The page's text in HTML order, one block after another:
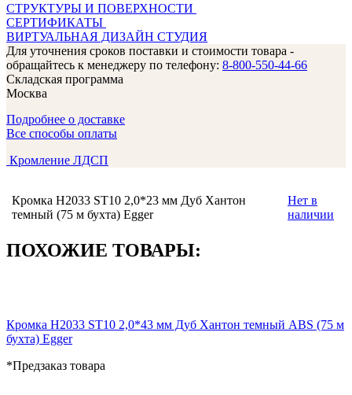
СТРУКТУРЫ И ПОВЕРХНОСТИ
СЕРТИФИКАТЫ
ВИРТУАЛЬНАЯ ДИЗАЙН СТУДИЯ
Для уточнения сроков поставки и стоимости товара -
обращайтесь к менеджеру по телефону: 8-800-550-44-66
Складская программа
Москва
Подробнее о доставке
Все способы оплаты
Кромление ЛДСП
Кромка H2033 ST10 2,0*23 мм Дуб Хантон
темный (75 м бухта) Egger
Нет в
наличии
ПОХОЖИЕ ТОВАРЫ:
Кромка H2033 ST10 2,0*43 мм Дуб Хантон темный ABS (75 м
бухта) Egger
*Предзаказ товара